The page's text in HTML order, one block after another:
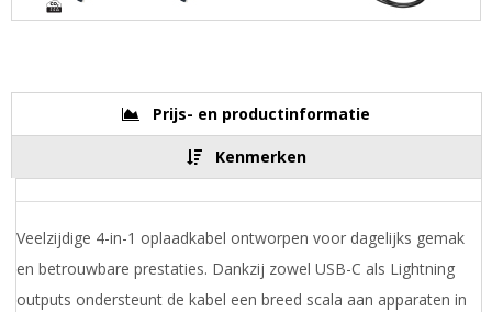
Prijs- en productinformatie
Kenmerken
Veelzijdige 4-in-1 oplaadkabel ontworpen voor dagelijks gemak
en betrouwbare prestaties. Dankzij zowel USB-C als Lightning
outputs ondersteunt de kabel een breed scala aan apparaten in